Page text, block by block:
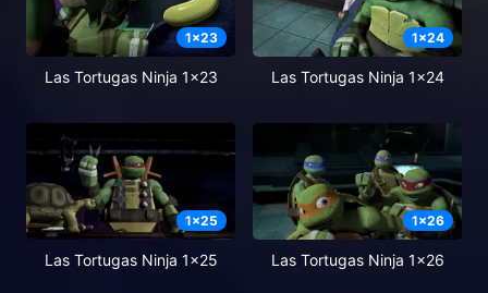
1x23
Las Tortugas Ninja 1x23
1x24
Las Tortugas Ninja 1x24
1x25
Las Tortugas Ninja 1x25
1x26
Las Tortugas Ninja 1x26